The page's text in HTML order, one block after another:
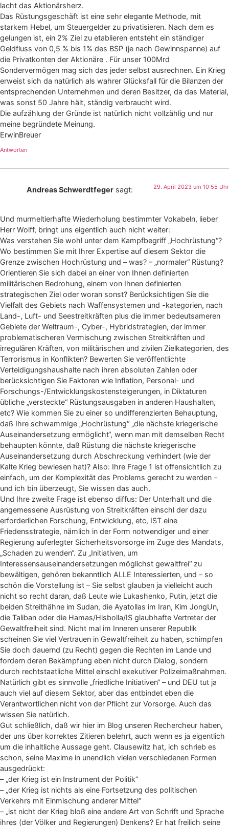
lacht das Aktionärsherz.
Das Rüstungsgeschäft ist eine sehr elegante Methode, mit
starkem Hebel, um Steuergelder zu privatisieren. Nach dem es
gelungen ist, ein 2% Ziel zu etablieren entsteht ein ständiger
Geldfluss von 0,5 % bis 1% des BSP (je nach Gewinnspanne) auf
die Privatkonten der Aktionäre . Für unser 100Mrd
Sondervermögen mag sich das jeder selbst ausrechnen. Ein Krieg
erweist sich da natürlich als wahrer Glücksfall für die Bilanzen der
entsprechenden Unternehmen und deren Besitzer, da das Material,
was sonst 50 Jahre hält, ständig verbraucht wird.
Die aufzählung der Gründe ist natürlich nicht vollzählig und nur
meine begründete Meinung.
ErwinBreuer
Antworten
Andreas Schwerdtfeger sagt: 29. April 2023 um 10:55 Uhr
Und murmeltierhafte Wiederholung bestimmter Vokabeln, lieber
Herr Wolff, bringt uns eigentlich auch nicht weiter:
Was verstehen Sie wohl unter dem Kampfbegriff „Hochrüstung“?
Wo bestimmen Sie mit Ihrer Expertise auf diesem Sektor die
Grenze zwischen Hochrüstung und – was? – „normaler“ Rüstung?
Orientieren Sie sich dabei an einer von Ihnen definierten
militärischen Bedrohung, einem von Ihnen definierten
strategischen Ziel oder woran sonst? Berücksichtigen Sie die
Vielfalt des Gebiets nach Waffensystemen und -kategorien, nach
Land-, Luft- und Seestreitkräften plus die immer bedeutsameren
Gebiete der Weltraum-, Cyber-, Hybridstrategien, der immer
problematischeren Vermischung zwischen Streitkräften und
irregulären Kräften, von militärischen und zivilen Zielkategorien, des
Terrorismus in Konflikten? Bewerten Sie veröffentlichte
Verteidigungshaushalte nach ihren absoluten Zahlen oder
berücksichtigen Sie Faktoren wie Inflation, Personal- und
Forschungs-/Entwicklungskostensteigerungen, in Diktaturen
übliche „versteckte“ Rüstungsausgaben in anderen Haushalten,
etc? Wie kommen Sie zu einer so undifferenzierten Behauptung,
daß Ihre schwammige „Hochrüstung“ „die nächste kriegerische
Auseinandersetzung ermöglicht“, wenn man mit demselben Recht
behaupten könnte, daß Rüstung die nächste kriegerische
Auseinandersetzung durch Abschreckung verhindert (wie der
Kalte Krieg bewiesen hat)? Also: Ihre Frage 1 ist offensichtlich zu
einfach, um der Komplexität des Problems gerecht zu werden –
und ich bin überzeugt, Sie wissen das auch.
Und Ihre zweite Frage ist ebenso diffus: Der Unterhalt und die
angemessene Ausrüstung von Streitkräften einschl der dazu
erforderlichen Forschung, Entwicklung, etc, IST eine
Friedensstrategie, nämlich in der Form notwendiger und einer
Regierung auferlegter Sicherheitsvorsorge im Zuge des Mandats,
„Schaden zu wenden“. Zu „Initiativen, um
Interessensauseinandersetzungen möglichst gewaltfrei“ zu
bewältigen, gehören bekanntlich ALLE Interessierten, und – so
schön die Vorstellung ist – Sie selbst glauben ja vielleicht auch
nicht so recht daran, daß Leute wie Lukashenko, Putin, jetzt die
beiden Streithähne im Sudan, die Ayatollas im Iran, Kim JongUn,
die Taliban oder die Hamas/Hisbolla/IS glaubhafte Vertreter der
Gewaltfreiheit sind. Nicht mal im Inneren unserer Republik
scheinen Sie viel Vertrauen in Gewaltfreiheit zu haben, schimpfen
Sie doch dauernd (zu Recht) gegen die Rechten im Lande und
fordern deren Bekämpfung eben nicht durch Dialog, sondern
durch rechtstaatliche Mittel einschl exekutiver Polizeimaßnahmen.
Natürlich gibt es sinnvolle „friedliche Initiativen“ – und DEU tut ja
auch viel auf diesem Sektor, aber das entbindet eben die
Verantwortlichen nicht von der Pflicht zur Vorsorge. Auch das
wissen Sie natürlich.
Gut schließlich, daß wir hier im Blog unseren Rechercheur haben,
der uns über korrektes Zitieren belehrt, auch wenn es ja eigentlich
um die inhaltliche Aussage geht. Clausewitz hat, ich schrieb es
schon, seine Maxime in unendlich vielen verschiedenen Formen
ausgedrückt:
– „der Krieg ist ein Instrument der Politik“
– „der Krieg ist nichts als eine Fortsetzung des politischen
Verkehrs mit Einmischung anderer Mittel“
– „ist nicht der Krieg bloß eine andere Art von Schrift und Sprache
ihres (der Völker und Regierungen) Denkens? Er hat freilich seine